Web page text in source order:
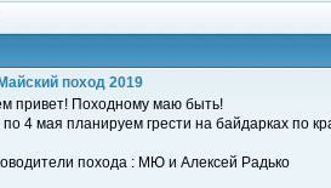
Майский поход 2019
привет! Походному маю быть!
4 мая планируем грести на байдарках по
похода : МЮ и Алексей Радько